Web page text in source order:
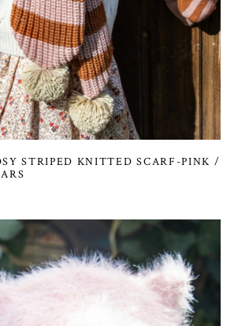
STRIPED KNITTED SCARF-PINK /